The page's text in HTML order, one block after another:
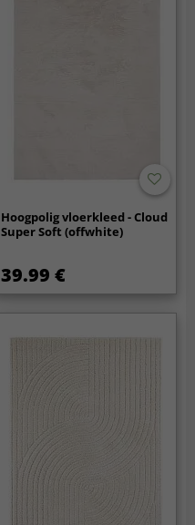
Hoogpolig vloerkleed - Cloud
Super Soft (offwhite)
39.99 €